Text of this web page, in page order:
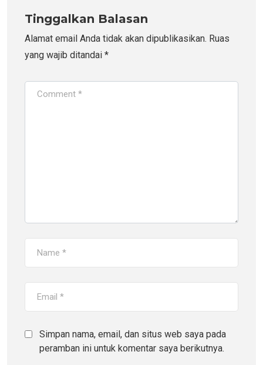
Tinggalkan Balasan
Alamat email Anda tidak akan dipublikasikan. Ruas
yang wajib ditandai *
Simpan nama, email, dan situs web saya pada
peramban ini untuk komentar saya berikutnya.